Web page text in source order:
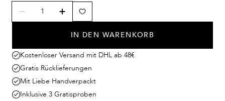
IN DEN WARENKORB
Kostenloser Versand mit DHL ab 48€
Gratis Rücklieferungen
Mit Liebe Handverpackt
Inklusive 3 Gratisproben